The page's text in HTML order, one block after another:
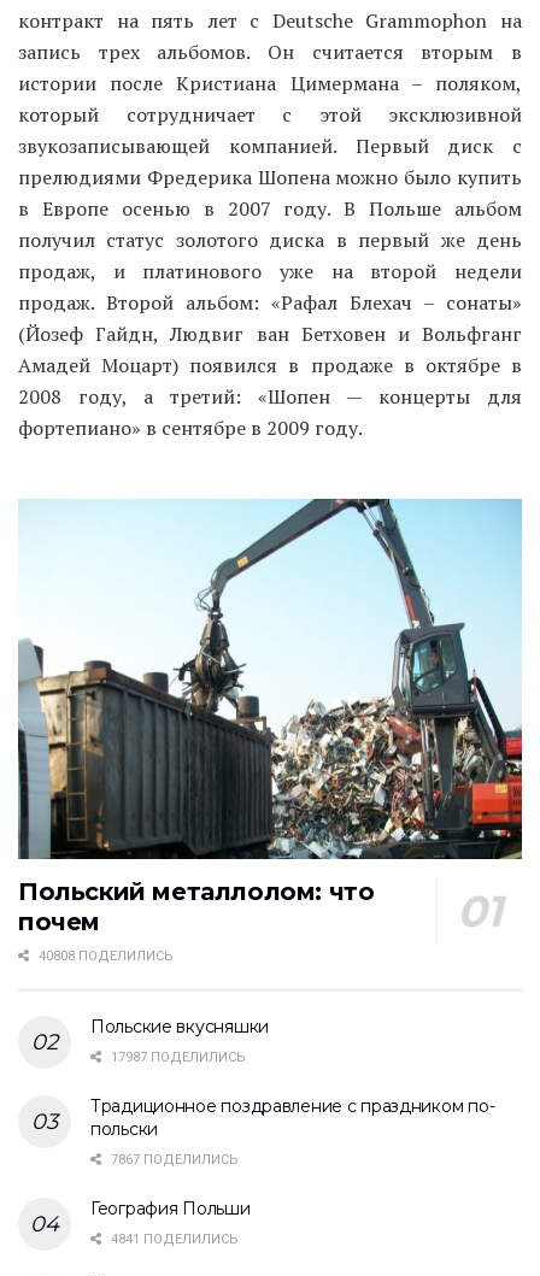
контракт на пять лет с Deutsche Grammophon на
запись трех альбомов. Он считается вторым в
истории после Кристиана Цимермана – поляком,
который сотрудничает с этой эксклюзивной
звукозаписывающей компанией. Первый диск с
прелюдиями Фредерика Шопена можно было купить
в Европе осенью в 2007 году. В Польше альбом
получил статус золотого диска в первый же день
продаж, и платинового уже на второй недели
продаж. Второй альбом: «Рафал Блехач – сонаты»
(Йозеф Гайдн, Людвиг ван Бетховен и Вольфганг
Амадей Моцарт) появился в продаже в октябре в
2008 году, а третий: «Шопен — концерты для
фортепиано» в сентябре в 2009 году.
Польский металлолом: что
почем
40808 ПОДЕЛИЛИСЬ
Польские вкусняшки
17987 ПОДЕЛИЛИСЬ
Традиционное поздравление с праздником по-
польски
7867 ПОДЕЛИЛИСЬ
География Польши
4841 ПОДЕЛИЛИСЬ